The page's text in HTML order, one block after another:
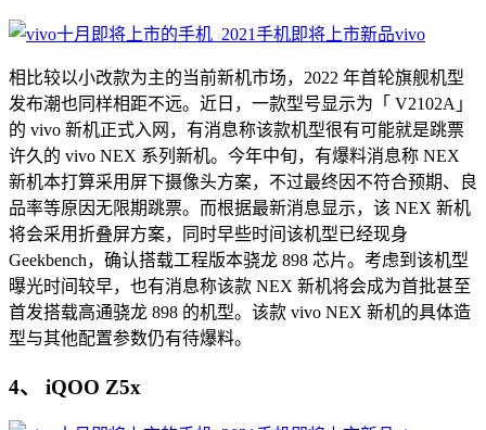
相比较以小改款为主的当前新机市场，2022 年首轮旗舰机型
发布潮也同样相距不远。近日，一款型号显示为「 V2102A」
的 vivo 新机正式入网，有消息称该款机型很有可能就是跳票
许久的 vivo NEX 系列新机。今年中旬，有爆料消息称 NEX
新机本打算采用屏下摄像头方案，不过最终因不符合预期、良
品率等原因无限期跳票。而根据最新消息显示，该 NEX 新机
将会采用折叠屏方案，同时早些时间该机型已经现身
Geekbench，确认搭载工程版本骁龙 898 芯片。考虑到该机型
曝光时间较早，也有消息称该款 NEX 新机将会成为首批甚至
首发搭载高通骁龙 898 的机型。该款 vivo NEX 新机的具体造
型与其他配置参数仍有待爆料。
4、 iQOO Z5x